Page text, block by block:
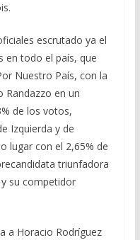
escrutado ya el
en todo el país, que
Nuestro País, con la
Randazzo en un
de los votos,
Izquierda y de
lugar con el 2,65% de
triunfadora
su competidor
a Horacio Rodríguez